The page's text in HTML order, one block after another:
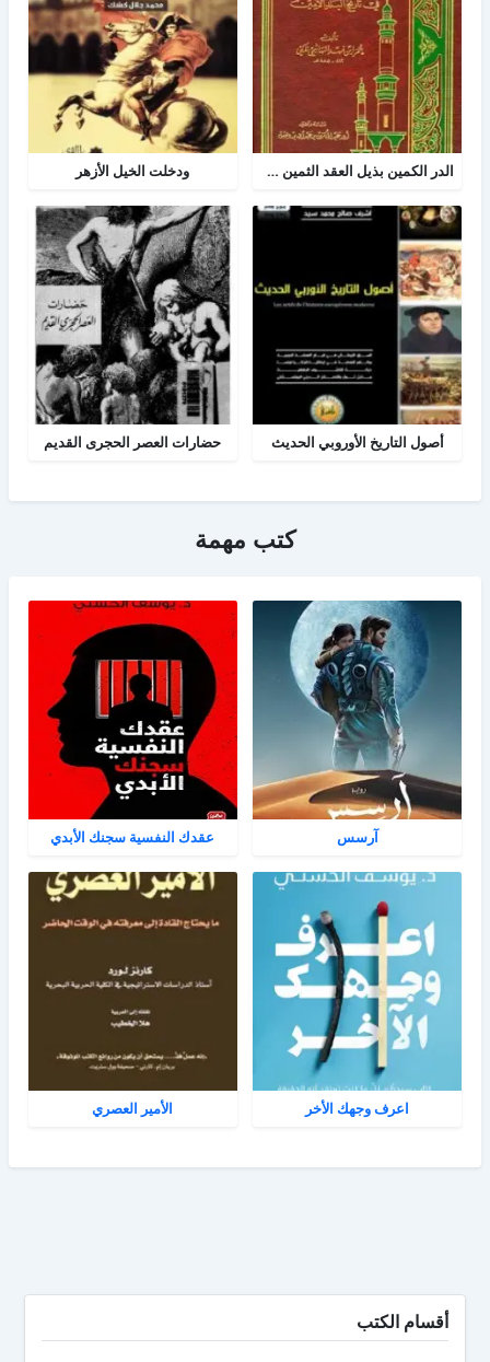
الدر الكمين بذيل العقد الثمين في تاريخ البلد الأمين ودخلت الخيل الأزهر
أصول التاريخ الأوروبي الحديث حضارات العصر الحجرى القديم
كتب مهمة
آرسس عقدك النفسية سجنك الأبدي
اعرف وجهك الأخر الأمير العصري
أقسام الكتب